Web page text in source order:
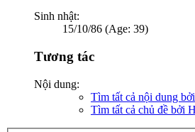
Sinh nhật:
15/10/86 (Age: 39)
Tương tác
Nội dung:
Tìm tất cả nội dung
Tìm tất cả chủ đề bởi